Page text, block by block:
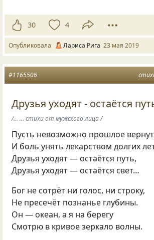
30 4
Опубликовала Лариса Рига 23 мая 2019
#1165506
Друзья уходят - остаётся
/... ... стихи от мужского лица /
Пусть невозможно прошлое
И боль унять лекарством долгих
Друзья уходят — остаётся путь,
Друзья уходят — остаётся свет…
Бог не сотрёт ни голос, ни строку,
Не пресечёт познанье глубины.
Он — океан, а я на берегу
Смотрю в кривое зеркало волны.